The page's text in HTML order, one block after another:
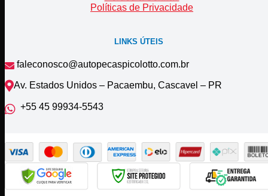
Políticas de Privacidade
LINKS ÚTEIS
faleconosco@autopecaspicolotto.com.br
Av. Estados Unidos – Pacaembu, Cascavel – PR
+55 45 99934‑5543‬